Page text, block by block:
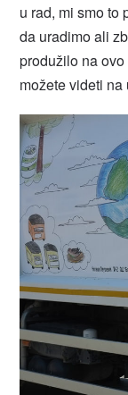
u rad, mi smo to
da uradimo ali
produžilo na
možete videti na